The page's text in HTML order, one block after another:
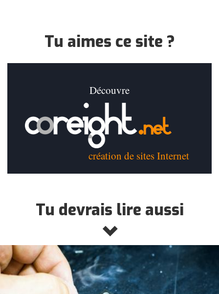
Tu aimes ce site ?
Découvre
création de sites Internet
Tu devrais lire aussi